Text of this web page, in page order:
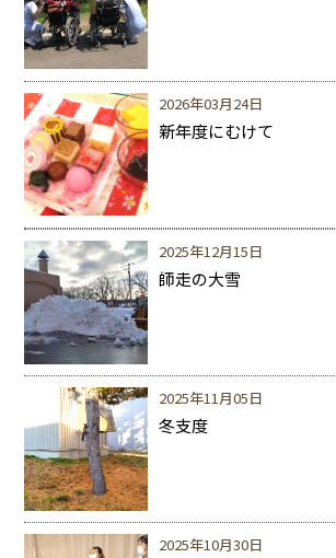
2026年03月24日
新年度にむけて
2025年12月15日
師走の大雪
2025年11月05日
冬支度
2025年10月30日